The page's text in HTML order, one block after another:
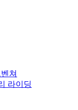
쳐
라이딩